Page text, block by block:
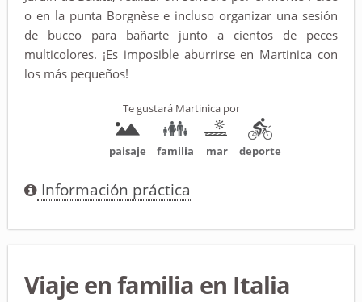
o en la punta Borgnèse e incluso organizar una sesión
de buceo para bañarte junto a cientos de peces
multicolores. ¡Es imposible aburrirse en Martinica con
los más pequeños!
Te gustará Martinica por
paisaje familia mar deporte
Información práctica
Viaje en familia en Italia